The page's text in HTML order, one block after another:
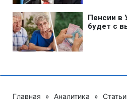
Главная » Аналитика » Статьи